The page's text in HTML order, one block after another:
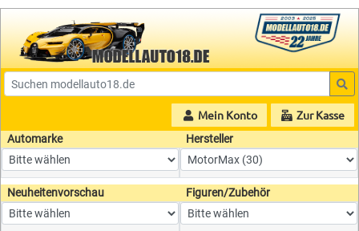
Mein Konto Zur Kasse
Automarke Hersteller
Neuheitenvorschau Figuren/Zubehör